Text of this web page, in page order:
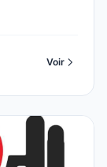
Voir